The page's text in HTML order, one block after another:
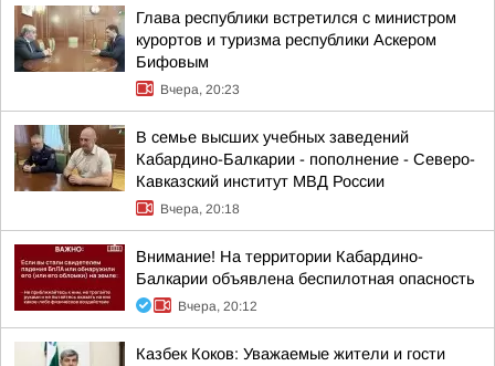
Глава республики встретился с министром
курортов и туризма республики Аскером
Бифовым
Вчера, 20:23
В семье высших учебных заведений
Кабардино-Балкарии - пополнение - Северо-
Кавказский институт МВД России
Вчера, 20:18
Внимание! На территории Кабардино-
Балкарии объявлена беспилотная опасность
Вчера, 20:12
Казбек Коков: Уважаемые жители и гости